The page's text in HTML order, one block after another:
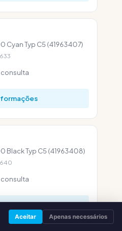
Cyan Typ C5 (41963407)
Black Typ C5 (41963408)
Aceitar Apenas necessários